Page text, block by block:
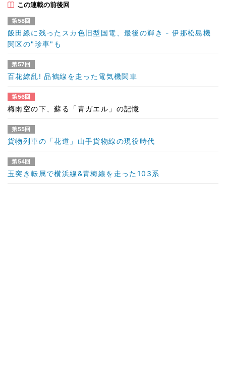
この連載の前後回
第58回
飯田線に残ったスカ色旧型国電、最後の輝き - 伊那松島機
関区の"珍車"も
第57回
百花繚乱! 品鶴線を走った電気機関車
第56回
梅雨空の下、蘇る「青ガエル」の記憶
第55回
貨物列車の「花道」山手貨物線の現役時代
第54回
玉突き転属で横浜線&青梅線を走った103系